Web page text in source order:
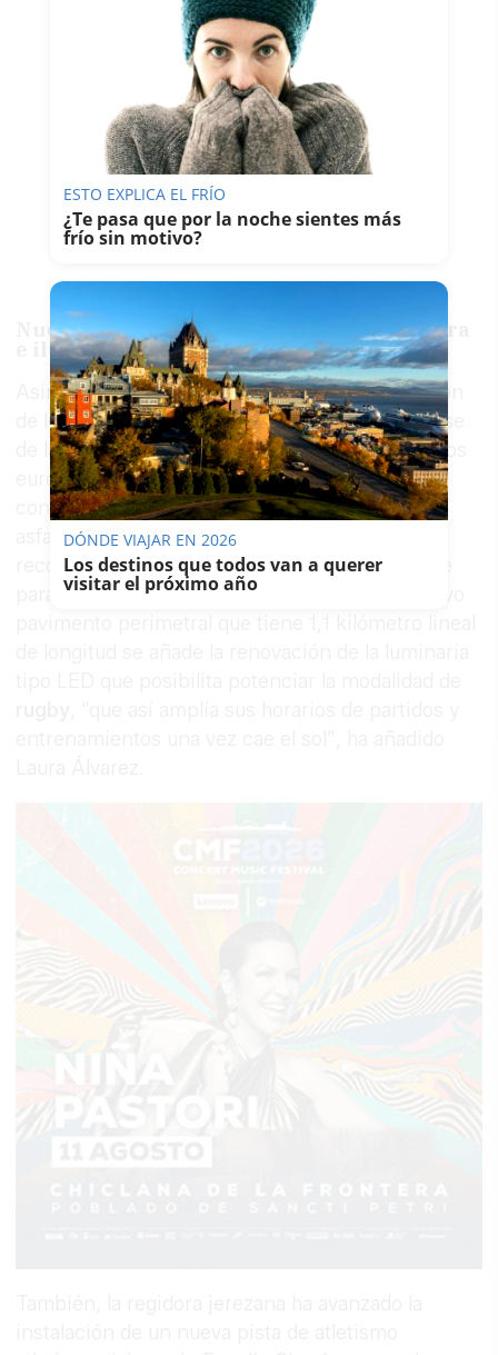
Nuevo pavimento en la elipse de la Pradera
e iluminación LED
Asimismo, la alcaldesa ha anunciado la ejecución
de los siguientes proyectos: asfaltado de la elipse
de la Pradera de Chapín, cofinanciada con fondos
europeos Edusi, valorada en 62.500 euros, que
consistirá en la construcción de un circuito
asfaltado para la práctica multideportiva en el
recorrido perimetral de Chapín “principalmente
para uso de corredores y peatonal”. A este nuevo
ESTO EXPLICA EL FRÍO
¿Te pasa que por la noche sientes más
frío sin motivo?
DÓNDE VIAJAR EN 2026
Los destinos que todos van a querer
visitar el próximo año